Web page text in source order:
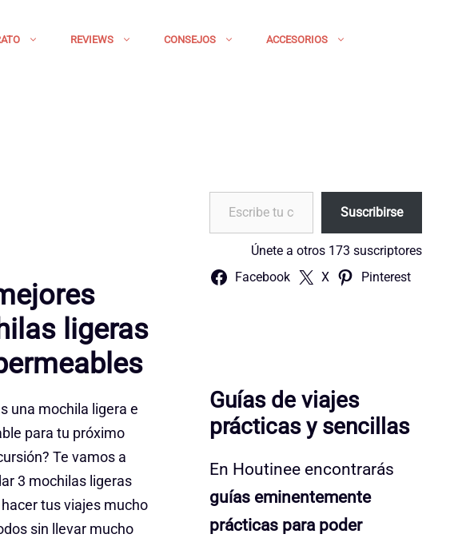
REVIEWS CONSEJOS ACCESORIOS
ligeras
una mochila ligera e
para tu próximo
Te vamos a
3 mochilas ligeras
tus viajes mucho
sin llevar mucho
Escribe tu correo electrónico…
Suscribirse
Únete a otros 173 suscriptores
Facebook X Pinterest
Guías de viajes
prácticas y sencillas
En Houtinee encontrarás
guías eminentemente
prácticas para poder